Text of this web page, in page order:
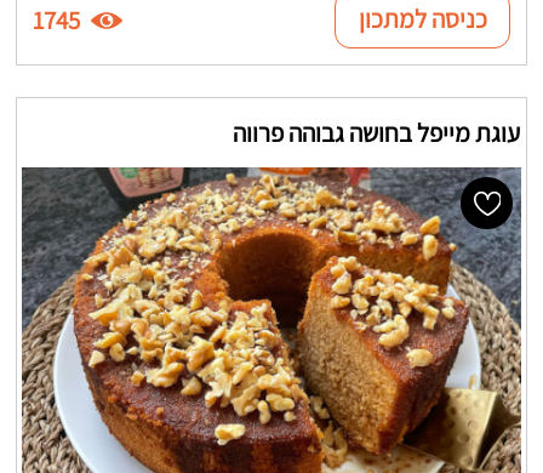
כניסה למתכון 1745
עוגת מייפל בחושה גבוהה פרווה